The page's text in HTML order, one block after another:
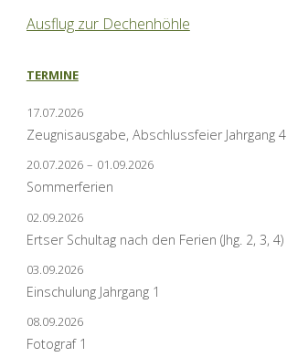
Ausflug zur Dechenhöhle
TERMINE
17.07.2026
Zeugnisausgabe, Abschlussfeier Jahrgang 4
20.07.2026 – 01.09.2026
Sommerferien
02.09.2026
Ertser Schultag nach den Ferien (Jhg. 2, 3, 4)
03.09.2026
Einschulung Jahrgang 1
08.09.2026
Fotograf 1